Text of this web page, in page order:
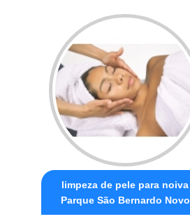
limpeza de pele para noiva
Parque São Bernardo Novo